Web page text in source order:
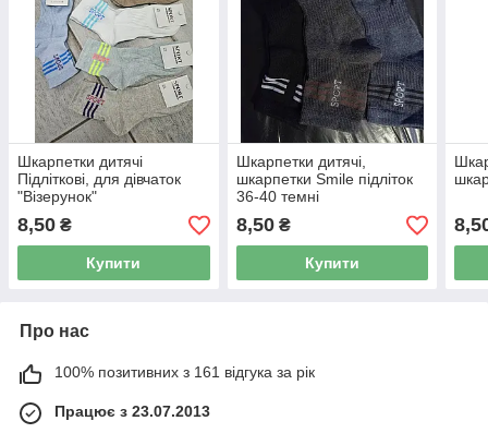
Шкарпетки дитячі
Підліткові, для дівчаток
"Візерунок"
8,50 ₴
Купити
Шкарпетки дитячі,
шкарпетки Smile підліток
36-40 темні
8,50₴
Купити
Про нас
100% позитивних з 161 відгука за рік
Працює з 23.07.2013